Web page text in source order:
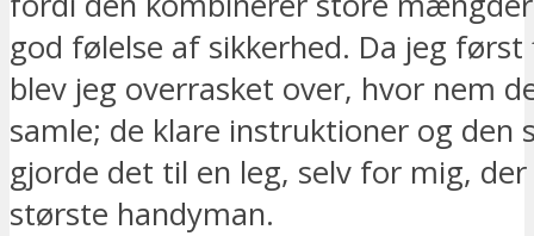
god følelse af sikkerhed. Da jeg
blev jeg overrasket over, hvor nem
samle; de klare instruktioner og den
gjorde det til en leg, selv for mig,
største handyman.